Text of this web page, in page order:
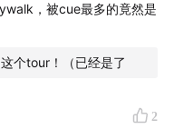
么有些公共空间越来越
相遇？
间背后的政治与经
，被cue最多的竟然是
个tour！（已经是了
2